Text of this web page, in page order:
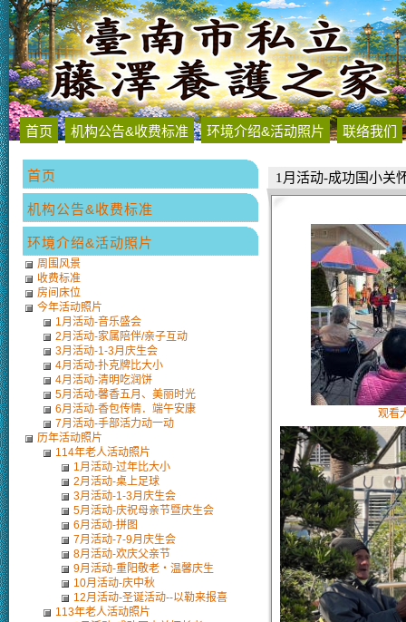
首页 机构公告&收费标准 环境介绍&活动照片 联络我们
1月活动-成功国小关
观看
首页
机构公告&收费标准
环境介绍&活动照片
周围风景
收费标准
房间床位
今年活动照片
1月活动-音乐盛会
2月活动-家属陪伴/亲子互动
3月活动-1-3月庆生会
4月活动-扑克牌比大小
4月活动-清明吃润饼
5月活动-馨香五月、美丽时光
6月活动-香包传情．端午安康
7月活动-手部活力动一动
历年活动照片
114年老人活动照片
1月活动-过年比大小
2月活动-桌上足球
3月活动-1-3月庆生会
5月活动-庆祝母亲节暨庆生会
6月活动-拼图
7月活动-7-9月庆生会
8月活动-欢庆父亲节
9月活动-重阳敬老・温馨庆生
10月活动-庆中秋
12月活动-圣诞活动--以勒来报喜
113年老人活动照片